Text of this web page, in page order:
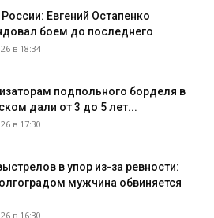
России: Евгений Остапенко
боем до последнего
в 18:34
подпольного борделя в
дали от 3 до 5 лет...
в 17:30
в упор из-за ревности:
мужчина обвиняется
в 16:30